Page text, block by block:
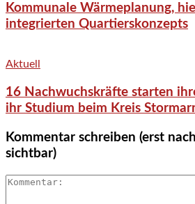
Kommunale Wärmeplanung,
integrierten Quartierskonzepts
Aktuell
16 Nachwuchskräfte starten
ihr Studium beim Kreis
Kommentar schreiben (erst
sichtbar)